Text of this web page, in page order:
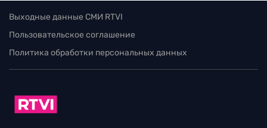
Выходные данные СМИ RTVI
Пользовательское соглашение
Политика обработки персональных данных